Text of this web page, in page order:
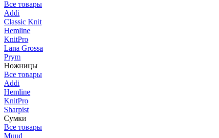
Все товары
Addi
Classic Knit
Hemline
KnitPro
Lana Grossa
Prym
Ножницы
Все товары
Addi
Hemline
KnitPro
Sharpist
Сумки
Все товары
Muud